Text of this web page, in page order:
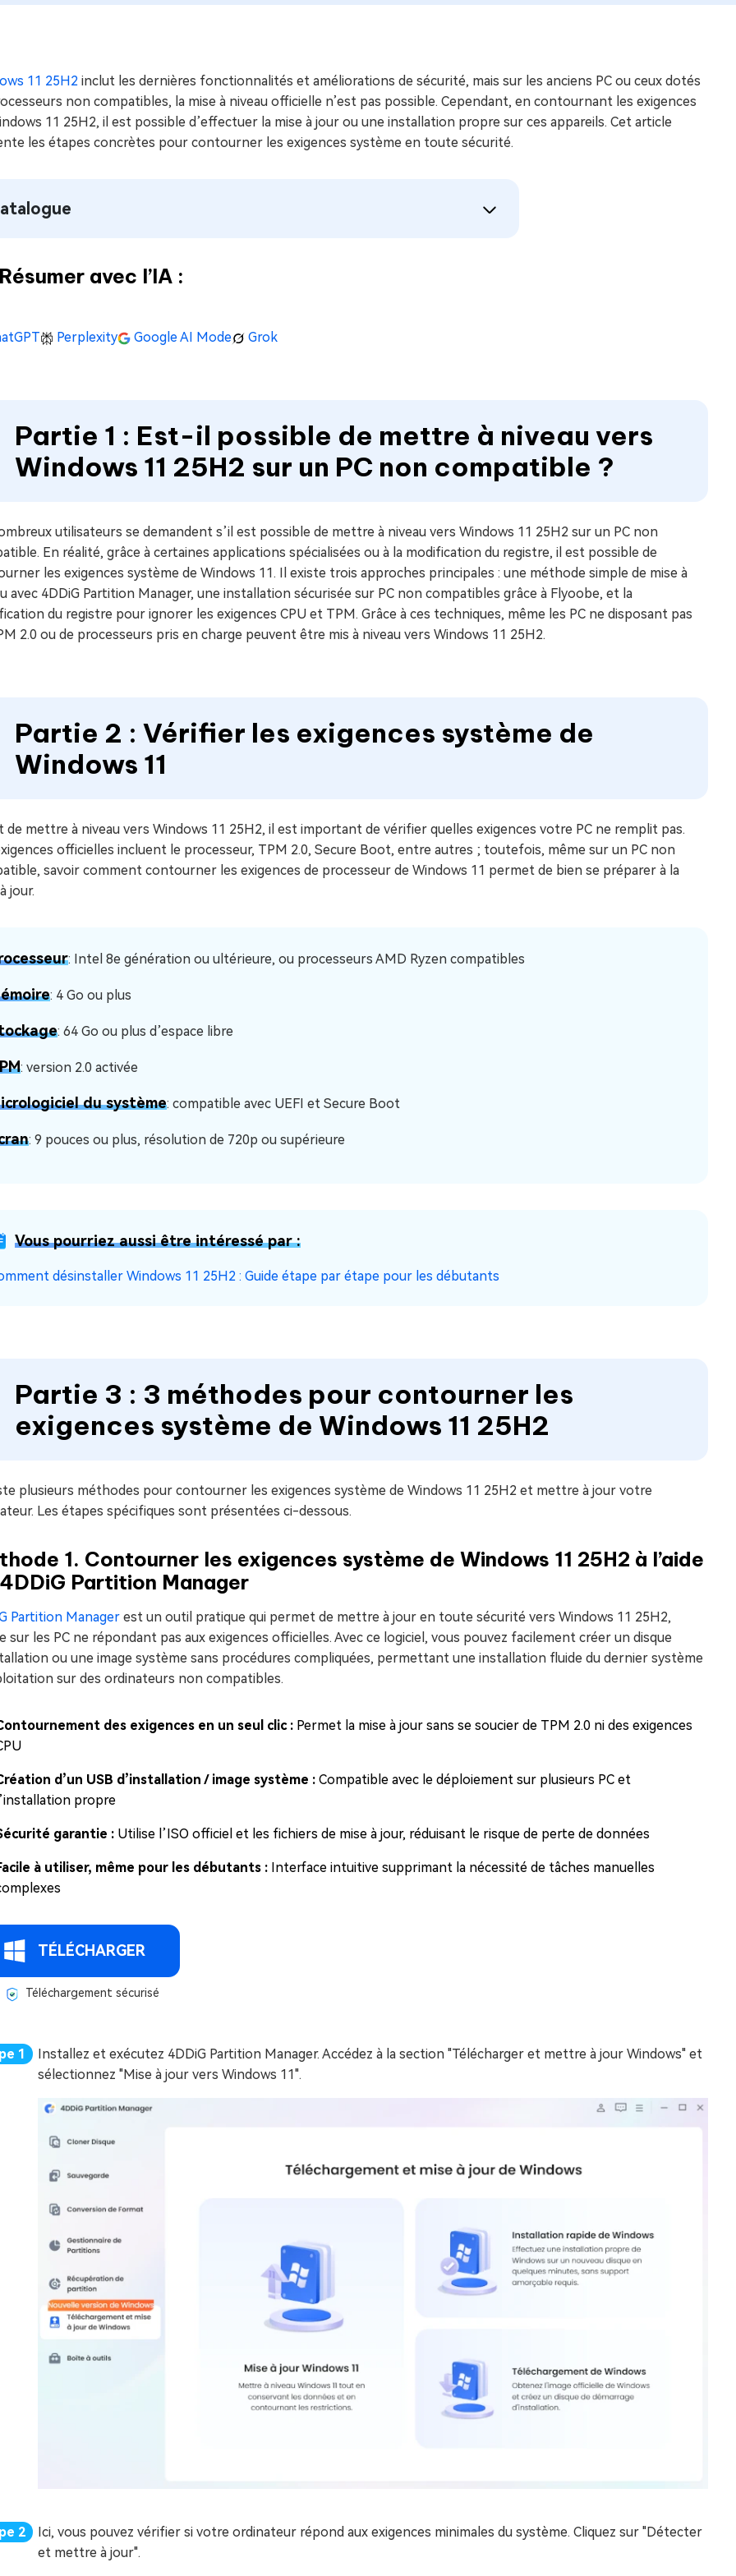
minutes
11 25H2 inclut les dernières fonctionnalités et améliorations de sécurité, mais sur les anciens PC ou ceux dotés
non compatibles, la mise à niveau officielle n’est pas possible. Cependant, en contournant les exigences
11 25H2, il est possible d’effectuer la mise à jour ou une installation propre sur ces appareils. Cet article
les étapes concrètes pour contourner les exigences système en toute sécurité.
avec l’IA :
Perplexity Google AI Mode Grok
Partie 1 : Est-il possible de mettre à niveau vers
Windows 11 25H2 sur un PC non compatible ?
utilisateurs se demandent s’il est possible de mettre à niveau vers Windows 11 25H2 sur un PC non
En réalité, grâce à certaines applications spécialisées ou à la modification du registre, il est possible de
les exigences système de Windows 11. Il existe trois approches principales : une méthode simple de mise à
avec 4DDiG Partition Manager, une installation sécurisée sur PC non compatibles grâce à Flyoobe, et la
du registre pour ignorer les exigences CPU et TPM. Grâce à ces techniques, même les PC ne disposant pas
2.0 ou de processeurs pris en charge peuvent être mis à niveau vers Windows 11 25H2.
Partie 2 : Vérifier les exigences système de
Windows 11
de mettre à niveau vers Windows 11 25H2, il est important de vérifier quelles exigences votre PC ne remplit pas.
officielles incluent le processeur, TPM 2.0, Secure Boot, entre autres ; toutefois, même sur un PC non
savoir comment contourner les exigences de processeur de Windows 11 permet de bien se préparer à la
jour.
: Intel 8e génération ou ultérieure, ou processeurs AMD Ryzen compatibles
: 4 Go ou plus
: 64 Go ou plus d’espace libre
: version 2.0 activée
du système: compatible avec UEFI et Secure Boot
: 9 pouces ou plus, résolution de 720p ou supérieure
Vous pourriez aussi être intéressé par :
désinstaller Windows 11 25H2 : Guide étape par étape pour les débutants
Partie 3 : 3 méthodes pour contourner les
exigences système de Windows 11 25H2
plusieurs méthodes pour contourner les exigences système de Windows 11 25H2 et mettre à jour votre
Les étapes spécifiques sont présentées ci-dessous.
1. Contourner les exigences système de Windows 11 25H2 à l’aide
Partition Manager
Partition Manager est un outil pratique qui permet de mettre à jour en toute sécurité vers Windows 11 25H2,
sur les PC ne répondant pas aux exigences officielles. Avec ce logiciel, vous pouvez facilement créer un disque
ou une image système sans procédures compliquées, permettant une installation fluide du dernier système
sur des ordinateurs non compatibles.
des exigences en un seul clic : Permet la mise à jour sans se soucier de TPM 2.0 ni des exigences
d’un USB d’installation / image système : Compatible avec le déploiement sur plusieurs PC et
propre
garantie : Utilise l’ISO officiel et les fichiers de mise à jour, réduisant le risque de perte de données
à utiliser, même pour les débutants : Interface intuitive supprimant la nécessité de tâches manuelles
TÉLÉCHARGER
Téléchargement sécurisé
Installez et exécutez 4DDiG Partition Manager. Accédez à la section "Télécharger et mettre à jour Windows" et
sélectionnez "Mise à jour vers Windows 11".
Ici, vous pouvez vérifier si votre ordinateur répond aux exigences minimales du système. Cliquez sur "Détecter
et mettre à jour".